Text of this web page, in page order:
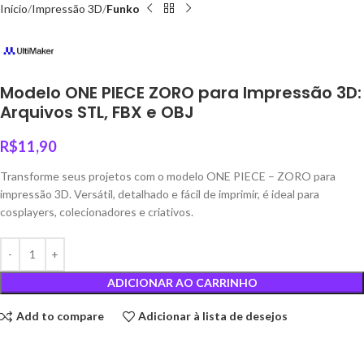
Início Impressão 3D Funko
Modelo ONE PIECE ZORO para Impressão 3D:
Arquivos STL, FBX e OBJ
R$11,90
Transforme seus projetos com o modelo ONE PIECE – ZORO para
impressão 3D. Versátil, detalhado e fácil de imprimir, é ideal para
cosplayers, colecionadores e criativos.
ADICIONAR AO CARRINHO
Add to compare Adicionar à lista de desejos